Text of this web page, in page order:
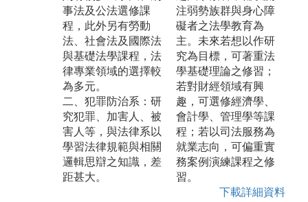
事法及公法選修課
程，此外另有勞動
法、社會法及國際法
與基礎法學課程，法
律專業領域的選擇較
為多元。
二、犯罪防治系：研
究犯罪、加害人、被
害人等，與法律系以
學習法律規範與相關
邏輯思辯之知識，差
距甚大。
注弱勢族群與身心障
礙者之法學教育為
主。未來若想以作研
究為目標，可著重法
學基礎理論之修習；
若對財經領域有興
趣，可選修經濟學、
會計學、管理學等課
程；若以司法服務為
就業志向，可偏重實
務案例演練課程之修
習。
下載詳細資料